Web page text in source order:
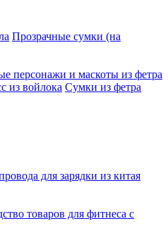
Прозрачные сумки (на
персонажи и маскоты из фетра
из войлока Сумки из фетра
для зарядки из китая
товаров для фитнеса с